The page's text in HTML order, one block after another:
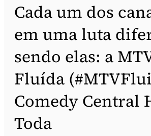
Cada um dos
em uma luta
sendo elas: a
Fluída
Comedy Central
Toda